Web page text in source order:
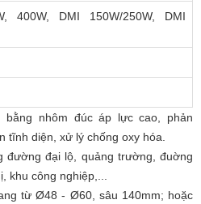
400W, DMI 150W/250W, DMI
nhôm đúc áp lực cao, phản
tĩnh diện, xử lý chống oxy hóa.
đường đại lộ, quảng trường, đuờng
khu công nghiệp,...
từ Ø48 - Ø60, sâu 140mm; hoặc